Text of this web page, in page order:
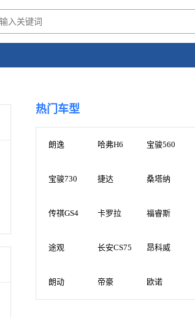
热门车型
朗逸 哈弗H6 宝骏560
宝骏730 捷达 桑塔纳
传祺GS4 卡罗拉 福睿斯
途观 长安CS75 昂科威
朗动 帝豪 欧诺